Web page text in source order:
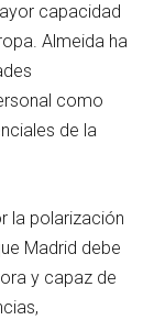
capacidad
Almeida ha
como
de la
la polarización
Madrid debe
y capaz de